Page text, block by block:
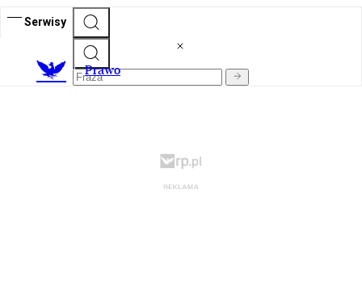
Serwisy
Prawo